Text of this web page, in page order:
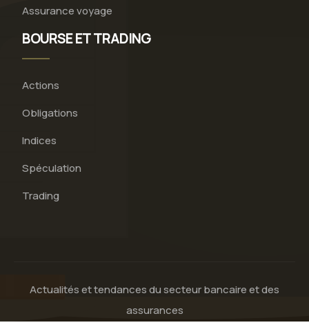
Assurance voyage
BOURSE ET TRADING
Actions
Obligations
Indices
Spéculation
Trading
Actualités et tendances du secteur bancaire et des
assurances